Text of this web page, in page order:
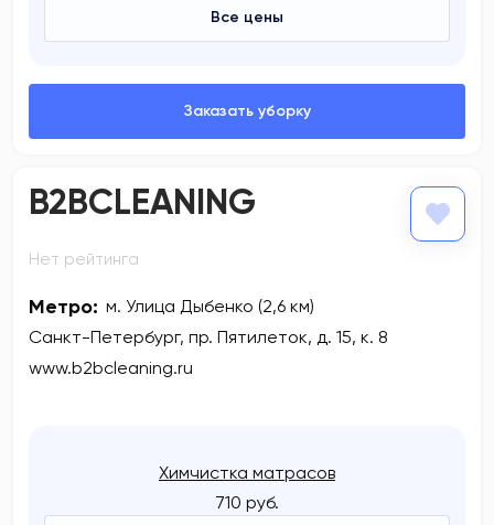
Все цены
B2BCLEANING
Нет рейтинга
Метро: м. Улица Дыбенко (2,6 км)
Санкт-Петербург, пр. Пятилеток, д. 15, к. 8
www.b2bcleaning.ru
Химчистка матрасов
710 руб.